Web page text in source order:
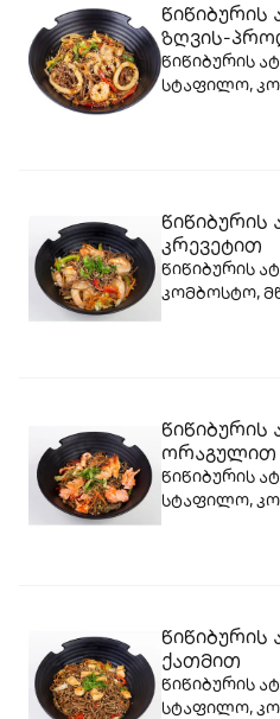
წიწიბურის
ზღვის-
წიწიბურის
სტაფილო,
სოუსი,
წიწიბურის
კრევეტით
წიწიბურის
კომბოსტო,
წიწიბურის
ორაგულით
წიწიბურის
სტაფილო,
სოუსი,
წიწიბურის
ქათმით
წიწიბურის
სტაფილო,